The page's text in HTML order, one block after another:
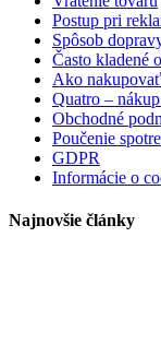
Postup pri
Spôsob
Často kladené
Ako nakupovať
Quatro –
Obchodné
Poučenie
GDPR
Informácie o
Najnovšie články